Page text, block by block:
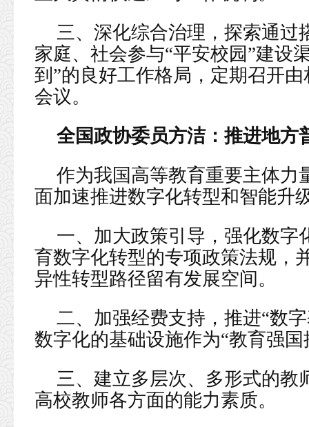
三、深化综合治理，探索通过
家庭、社会参与“平安校园”建设
到”的良好工作格局，定期召开
会议。
全国政协委员方洁：推进地方
作为我国高等教育重要主体力
面加速推进数字化转型和智能升
一、加大政策引导，强化数字
育数字化转型的专项政策法规，
异性转型路径留有发展空间。
二、加强经费支持，推进“数
数字化的基础设施作为“教育强
三、建立多层次、多形式的教
高校教师各方面的能力素质。